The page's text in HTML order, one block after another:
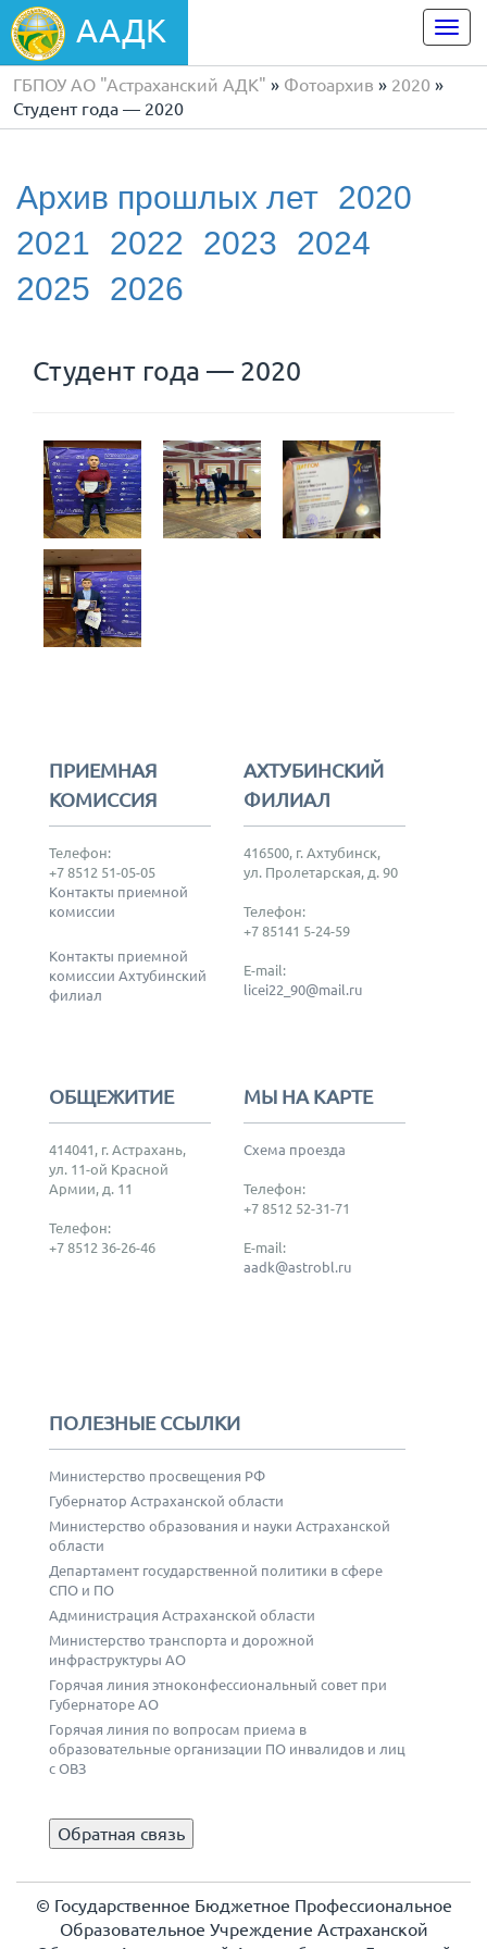
ААДК
ГБПОУ АО "Астраханский АДК" » Фотоархив » 2020 »
Студент года — 2020
Архив прошлых лет 2020
2021
2022 2023
2024
2025
2026
Студент года — 2020
ПРИЕМНАЯ
КОМИССИЯ
Телефон:
+7 8512 51-05-05
Контакты приемной
комиссии
Контакты приемной
комиссии Ахтубинский
филиал
АХТУБИНСКИЙ
ФИЛИАЛ
416500, г. Ахтубинск,
ул. Пролетарская, д. 90
Телефон:
+7 85141 5-24-59
E-mail:
licei22_90@mail.ru
ОБЩЕЖИТИЕ
414041, г. Астрахань,
ул. 11-ой Красной
Армии, д. 11
Телефон:
+7 8512 36-26-46
МЫ НА КАРТЕ
Схема проезда
Телефон:
+7 8512 52-31-71
E-mail:
aadk@astrobl.ru
ПОЛЕЗНЫЕ ССЫЛКИ
Министерство просвещения РФ
Губернатор Астраханской области
Министерство образования и науки Астраханской
области
Департамент государственной политики в сфере
СПО и ПО
Администрация Астраханской области
Министерство транспорта и дорожной
инфраструктуры АО
Горячая линия этноконфессиональный совет при
Губернаторе АО
Горячая линия по вопросам приема в
образовательные организации ПО инвалидов и лиц
с ОВЗ
Обратная связь
© Государственное Бюджетное Профессиональное
Образовательное Учреждение Астраханской